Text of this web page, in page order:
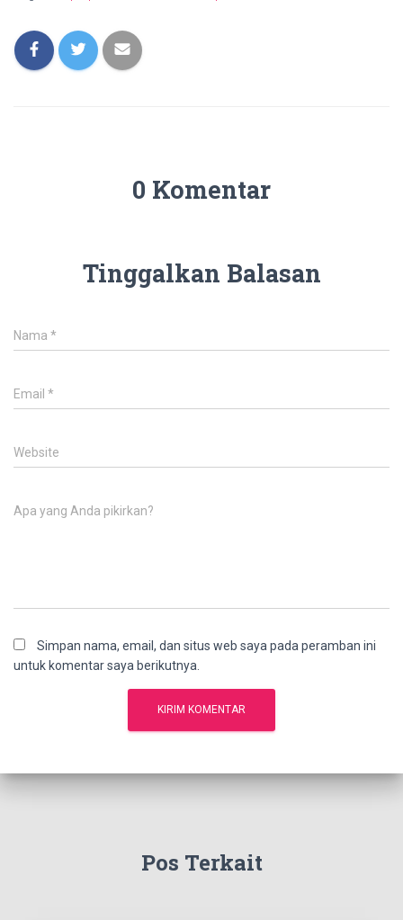
0 Komentar
Tinggalkan Balasan
Nama *
Email *
Website
Apa yang Anda pikirkan?
Simpan nama, email, dan situs web saya pada peramban ini
untuk komentar saya berikutnya.
Pos Terkait